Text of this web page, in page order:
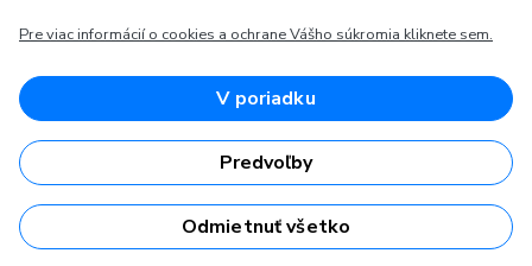
Európska únia
OP Podnikanie a inovácie pre konkurencieschopnosť
Európsky fond pre regionálny rozvoj
Česká mincovna, a.s. & Česká mincovna SK, s.r.o. © 1993 - 2026
Pre viac informácií o cookies a ochrane Vášho súkromia kliknete sem.
V poriadku
Predvoľby
Odmietnuť všetko